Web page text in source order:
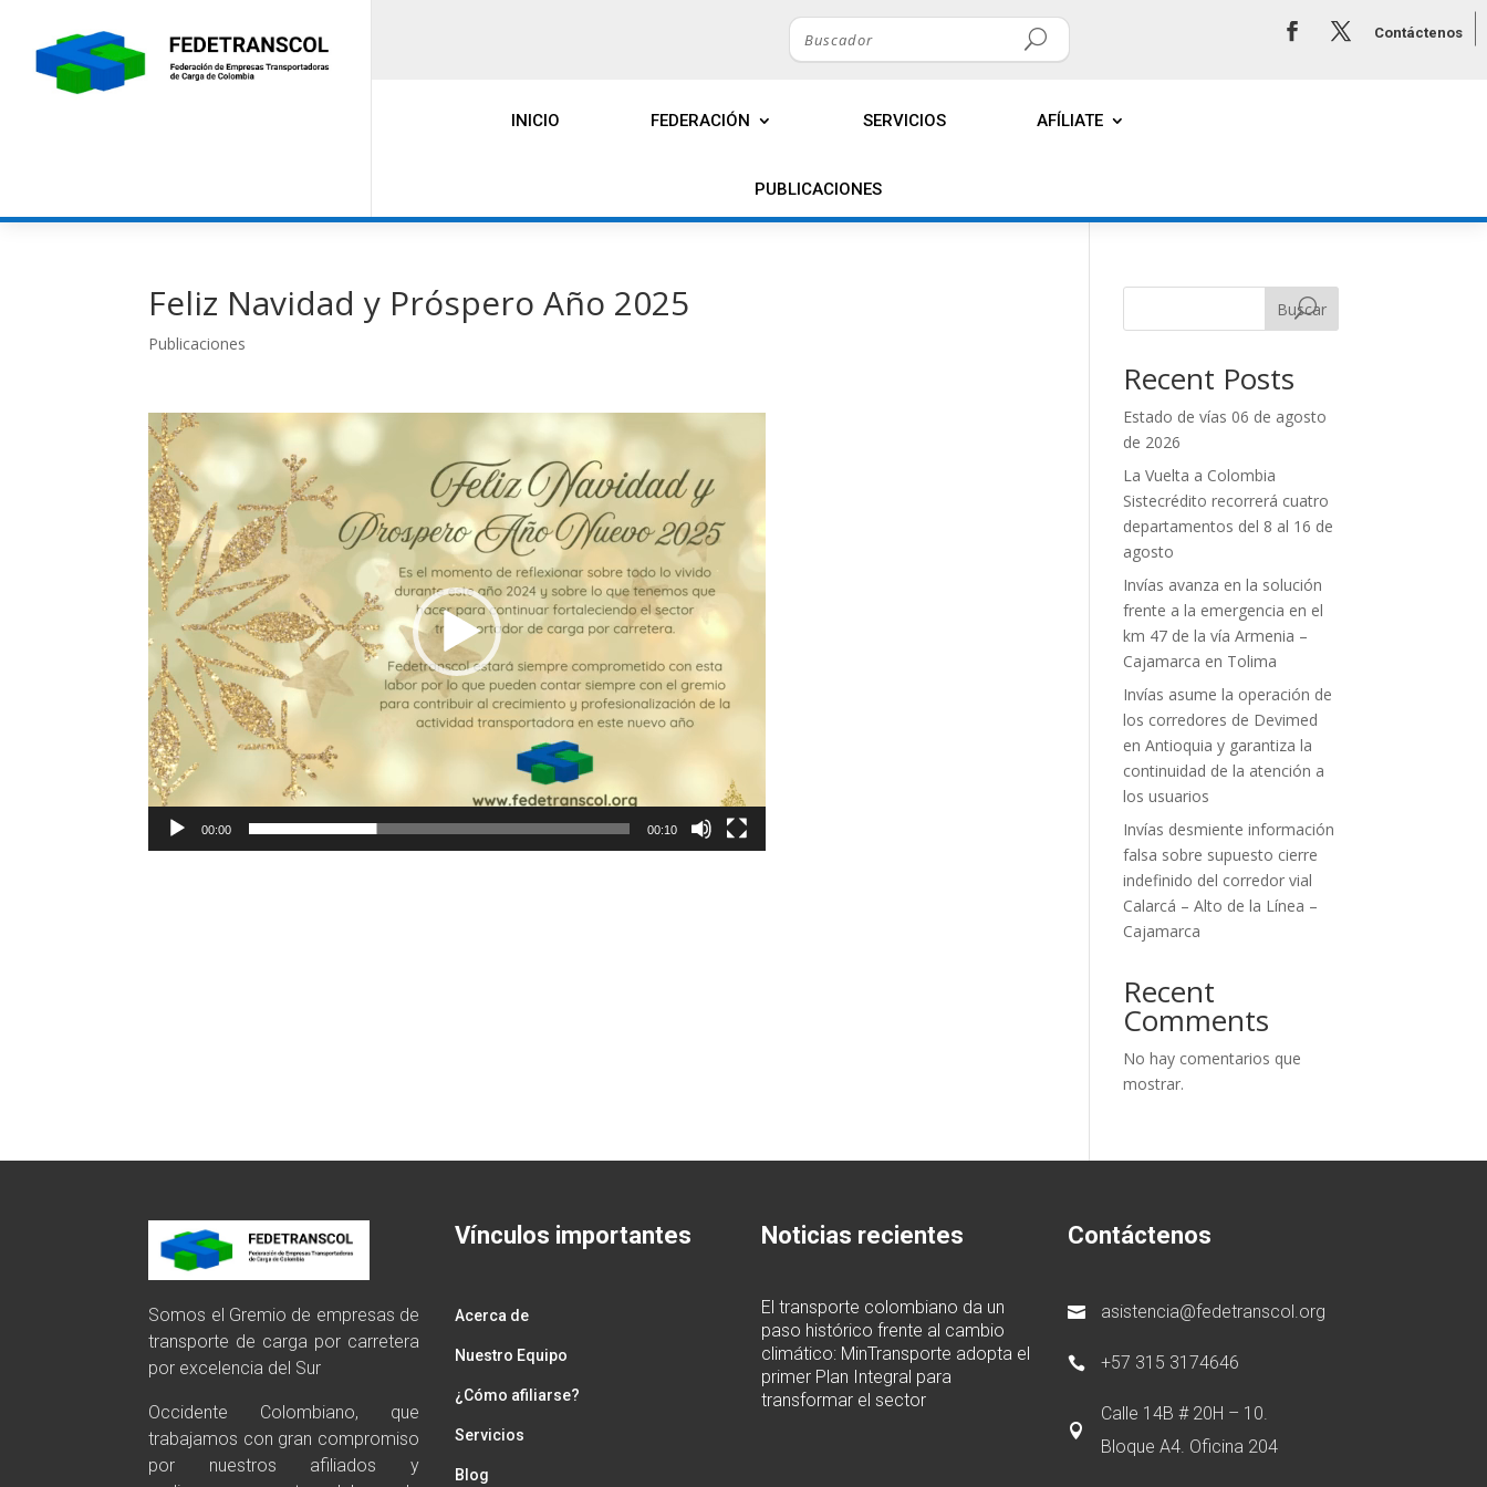
Contáctenos
INICIO FEDERACIÓN SERVICIOS AFÍLIATE
PUBLICACIONES
Feliz Navidad y Próspero Año 2025
Publicaciones
Reproductor
de
vídeo
00:00 00:10
Buscar
Recent Posts
Estado de vías 06 de agosto
de 2026
La Vuelta a Colombia
Sistecrédito recorrerá cuatro
departamentos del 8 al 16 de
agosto
Invías avanza en la solución
frente a la emergencia en el
km 47 de la vía Armenia –
Cajamarca en Tolima
Invías asume la operación de
los corredores de Devimed
en Antioquia y garantiza la
continuidad de la atención a
los usuarios
Invías desmiente información
falsa sobre supuesto cierre
indefinido del corredor vial
Calarcá – Alto de la Línea –
Cajamarca
Recent
Comments
No hay comentarios que
mostrar.
Somos el Gremio de empresas de
transporte de carga por carretera
por excelencia del Sur
Occidente Colombiano, que
trabajamos con gran compromiso
por nuestros afiliados y
Vínculos importantes
Acerca de
Nuestro Equipo
¿Cómo afiliarse?
Servicios
Blog
Noticias recientes
El transporte colombiano da un
paso histórico frente al cambio
climático: MinTransporte adopta el
primer Plan Integral para
transformar el sector
Contáctenos
 asistencia@fedetranscol.org
 +57 315 3174646

Calle 14B # 20H – 10.
Bloque A4. Oficina 204